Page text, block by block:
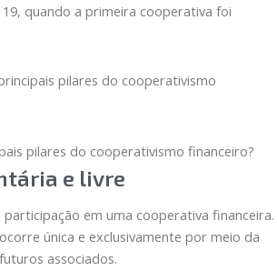
quando a primeira cooperativa foi
pilares do cooperativismo
e livre
em uma cooperativa financeira.
única e exclusivamente por meio da
associados.